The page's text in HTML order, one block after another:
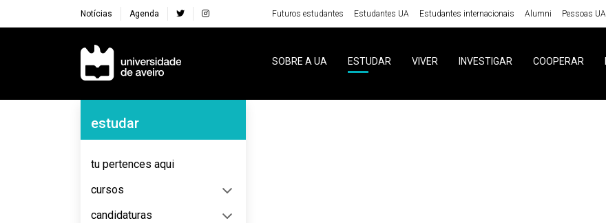
Notícias Agenda Futuros estudantes Estudantes UA Estudantes internacionais Alumni Pessoas UA
Navegação Principal
SOBRE A UA ESTUDAR VIVER INVESTIGAR COOPERAR
Navegação Lateral
estudar
tu pertences aqui
cursos
candidaturas